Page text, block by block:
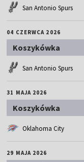
San Antonio Spurs
04 CZERWCA 2026
Koszykówka
San Antonio Spurs
31 MAJA 2026
Koszykówka
Oklahoma City
29 MAJA 2026